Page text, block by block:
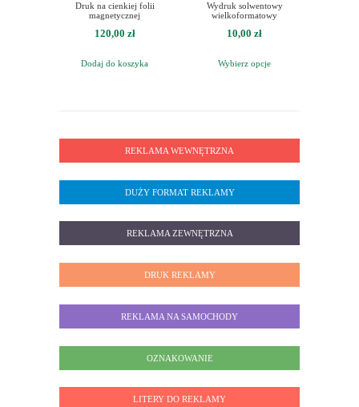
Druk na cienkiej folii
magnetycznej
120,00 zł
Dodaj do koszyka
Wydruk solwentowy
wielkoformatowy
10,00 zł
Wybierz opcje
REKLAMA WEWNĘTRZNA
DUŻY FORMAT REKLAMY
REKLAMA ZEWNĘTRZNA
DRUK REKLAMY
REKLAMA NA SAMOCHODY
OZNAKOWANIE
LITERY DO REKLAMY